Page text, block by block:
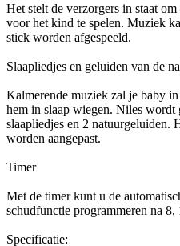
Het stelt de verzorgers in staat
voor het kind te spelen. Muziek
stick worden afgespeeld.
Slaapliedjes en geluiden van de
Kalmerende muziek zal je baby
hem in slaap wiegen. Niles wordt
slaapliedjes en 2 natuurgeluiden.
worden aangepast.
Timer
Met de timer kunt u de
schudfunctie programmeren na 8,
Specificatie: